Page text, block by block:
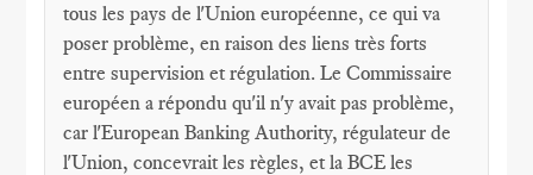
tous les pays de l'Union européenne, ce qui va
poser problème, en raison des liens très forts
entre supervision et régulation. Le Commissaire
européen a répondu qu'il n'y avait pas problème,
car l'European Banking Authority, régulateur de
l'Union, concevrait les règles, et la BCE les